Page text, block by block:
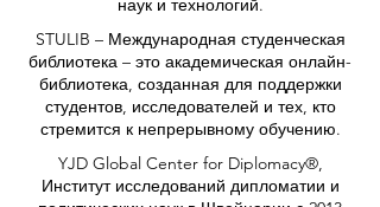
STULIB – Международная студенческая
библиотека – это академическая онлайн-
библиотека, созданная для поддержки
студентов, исследователей и тех, кто
стремится к непрерывному обучению.
YJD Global Center for Diplomacy®,
Институт исследований дипломатии и